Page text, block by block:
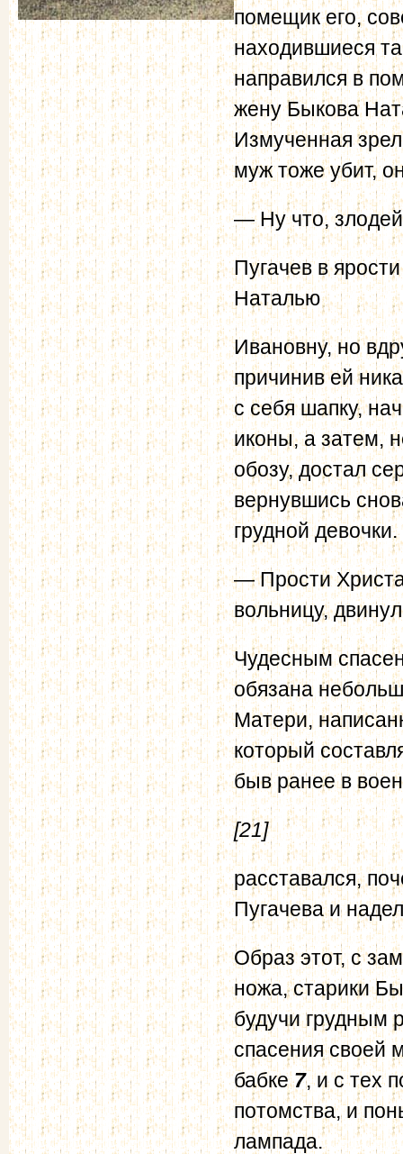
помещик его,
находившиеся
направился в
жену Быкова
Измученная
муж тоже убит,
— Ну что,
Пугачев в
Наталью
Ивановну, но
причинив ей
с себя шапку,
иконы, а затем,
обозу, достал
вернувшись
грудной девочки.
— Прости
вольницу,
Чудесным
обязана
Матери,
который
быв ранее в
[21]
расставался,
Пугачева и
Образ этот, с
ножа, старики
будучи грудным
спасения своей
бабке7, и с тех
потомства, и
лампада.